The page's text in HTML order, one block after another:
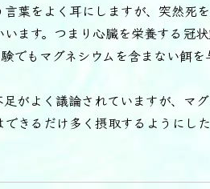
葉をよく耳にしますが、突然死
ます。つまり心臓を栄養する冠
でもマグネシウムを含まない餌
がよく議論されていますが、マ
きるだけ多く摂取するようにした